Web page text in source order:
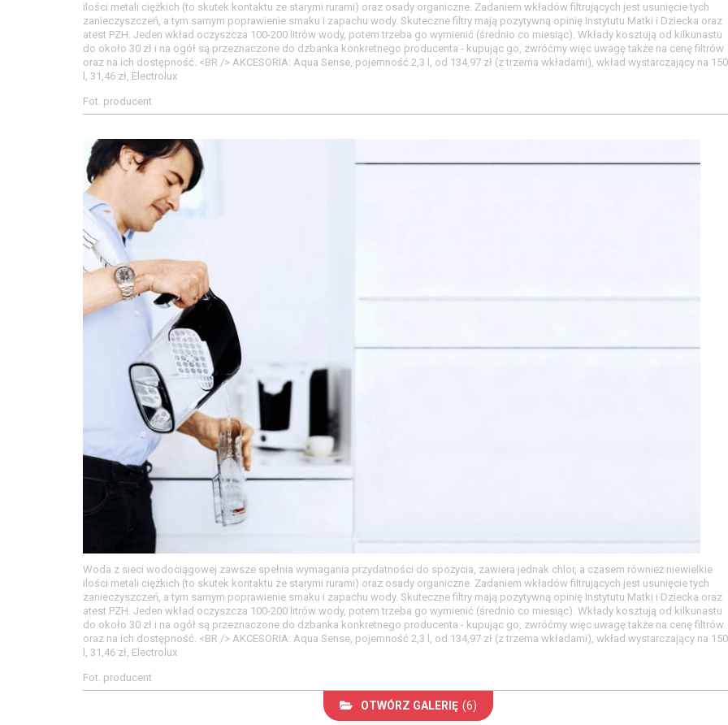
ilości metali ciężkich (to skutek kontaktu ze starymi rurami) oraz osady organiczne. Zadaniem wkładów filtrujących jest usunięcie tych
zanieczyszczeń, a tym samym poprawienie smaku i zapachu wody. Skuteczne filtry mają pozytywną opinię Instytutu Matki i Dziecka oraz
atest PZH. Jeden wkład oczyszcza 100-200 litrów wody, potem trzeba go wymienić (średnio co miesiąc). Wkłady kosztują od kilkunastu
do około 30 zł i na ogół są przeznaczone do dzbanka konkretnego producenta - kupując go, zwróćmy więc uwagę także na cenę filtrów
oraz na ich dostępność. <BR /> AKCESORIA: Aqua Sense, pojemność 2,3 l, od 134,97 zł (z trzema wkładami), wkład wystarczający na 150
l, 31,46 zł, Electrolux
Fot. producent
Woda z sieci wodociągowej zawsze spełnia wymagania przydatności do spożycia, zawiera jednak chlor, a czasem również niewielkie
ilości metali ciężkich (to skutek kontaktu ze starymi rurami) oraz osady organiczne. Zadaniem wkładów filtrujących jest usunięcie tych
zanieczyszczeń, a tym samym poprawienie smaku i zapachu wody. Skuteczne filtry mają pozytywną opinię Instytutu Matki i Dziecka oraz
atest PZH. Jeden wkład oczyszcza 100-200 litrów wody, potem trzeba go wymienić (średnio co miesiąc). Wkłady kosztują od kilkunastu
do około 30 zł i na ogół są przeznaczone do dzbanka konkretnego producenta - kupując go, zwróćmy więc uwagę także na cenę filtrów
oraz na ich dostępność. <BR /> AKCESORIA: Aqua Sense, pojemność 2,3 l, od 134,97 zł (z trzema wkładami), wkład wystarczający na 150
l, 31,46 zł, Electrolux
Fot. producent
OTWÓRZ GALERIĘ (6)